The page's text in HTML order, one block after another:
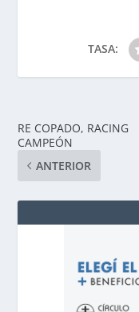
TASA:
RE COPADO, RACING
CAMPEÓN
ANTERIOR